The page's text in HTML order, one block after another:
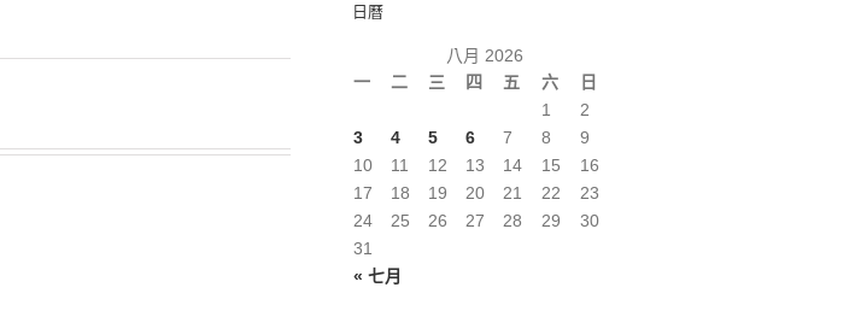
日曆
八月 2026
一
二 三 四 五 六 日
« 七月
1
2
3
4 5 6 7 8
9
10
11 12 13 14 15
16
17
18 19 20 21 22
23
24
25 26 27 28 29
30
31